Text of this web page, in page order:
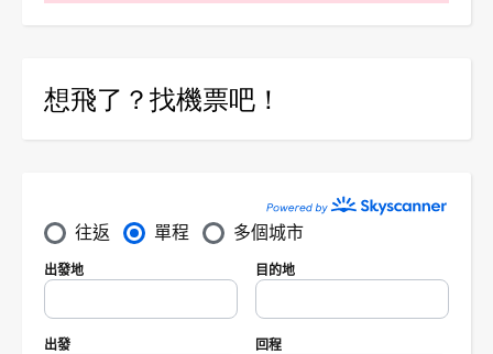
想飛了？找機票吧！